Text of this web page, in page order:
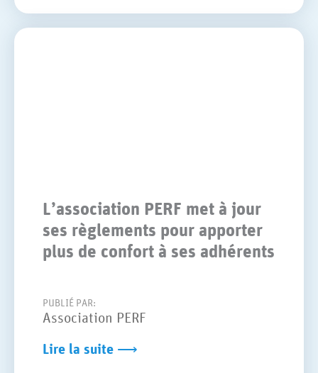
L’association PERF met à jour
ses règlements pour apporter
plus de confort à ses adhérents
PUBLIÉ PAR:
Association PERF
Lire la suite ⟶